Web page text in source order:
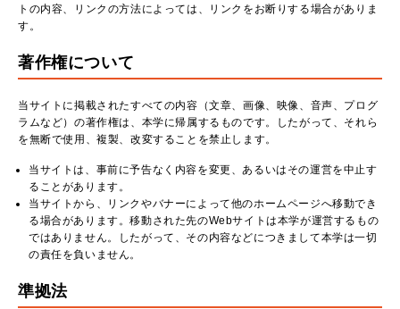
トの内容、リンクの方法によっては、リンクをお断りする場合がありま
す。
著作権について
当サイトに掲載されたすべての内容（文章、画像、映像、音声、プログ
ラムなど）の著作権は、本学に帰属するものです。したがって、それら
を無断で使用、複製、改変することを禁止します。
当サイトは、事前に予告なく内容を変更、あるいはその運営を中止す
ることがあります。
当サイトから、リンクやバナーによって他のホームページへ移動でき
る場合があります。移動された先のWebサイトは本学が運営するもの
ではありません。したがって、その内容などにつきまして本学は一切
の責任を負いません。
準拠法